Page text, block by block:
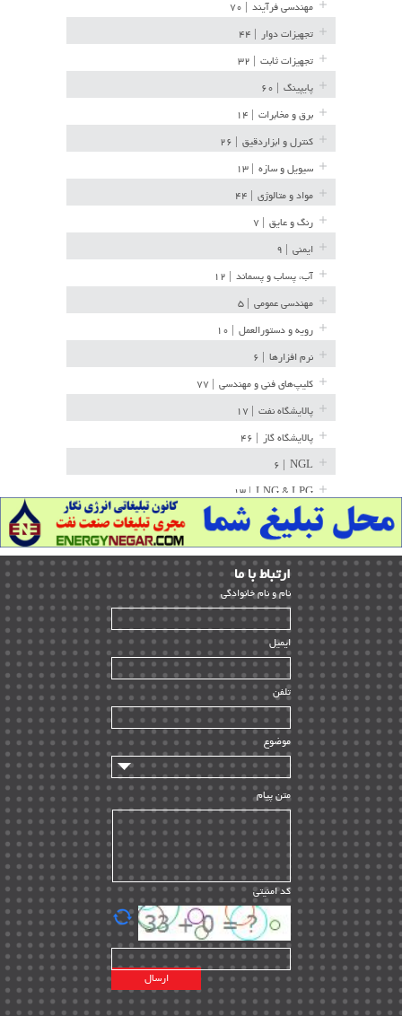
مهندسی فرآیند
تجهیزات دوار
تجهیزات ثابت
پایپینگ
برق و مخابرات
کنترل و ابزاردقیق
سیویل و سازه
مواد و متالوژی
رنگ و عایق
ایمنی
آب، پساب و پسماند
مهندسی عمومی
رویه و دستورالعمل
نرم افزارها
کلیپ‌های فنی و مهندسی
پالایشگاه نفت
پالایشگاه گاز
NGL
LNG & LPG | ۱۳
خط لوله | ۳۶
مخازن ذخیره | ۱۵
پتروشیمی | ۱۴
بازرسی و QC | ۱۵
HSE | ۳۹
ساخت و نصب | ۱۲
راه اندازی | ۹
سازندگان و تامین کنندگان | ۱۰
تامین مالی و سرمایه گذاری | ۳۲
ماشین آلات
مدیریت پروژه
مدیریت دانش
مدیریت سازمانی و عمومی | ۲
تأمین کالا | ۱۳
EPC | ۲۰
پیمانکاران بین المللی | ۸
اطلاعات انرژی کشورها | ۱۴
پروژه های خارجی | ۱۵
نقشه های نفت و گاز خارجی | ۱۰
ارﺗﺒﺎط ﺑﺎ ما
ﻧﺎم و ﻧﺎم ﺧﺎﻧﻮادﮔﻰ
ایمیل
تلفن
موضوع
متن پیام
کد امنیتی